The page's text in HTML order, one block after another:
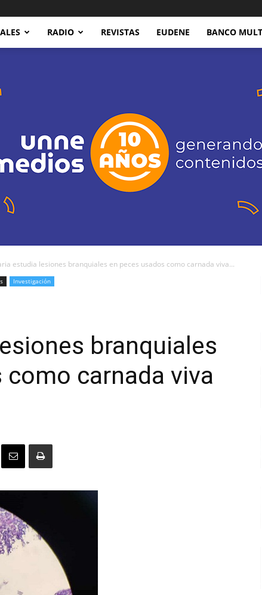
RADIO REVISTAS EUDENE BANCO
estudia lesiones branquiales en peces usados como carnada viva...
Investigación
branquiales
carnada viva